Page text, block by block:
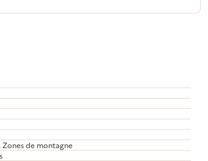
Zones de montagne